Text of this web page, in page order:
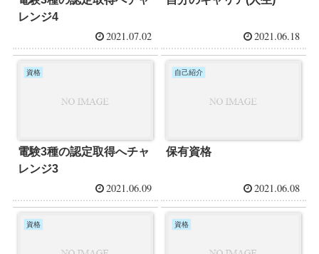
レンジ4
2021.07.02 2021.06.18
資格
電験3種の認定取得へチャ
レンジ3
2021.06.09
自己紹介
保有資格
2021.06.08
資格 資格